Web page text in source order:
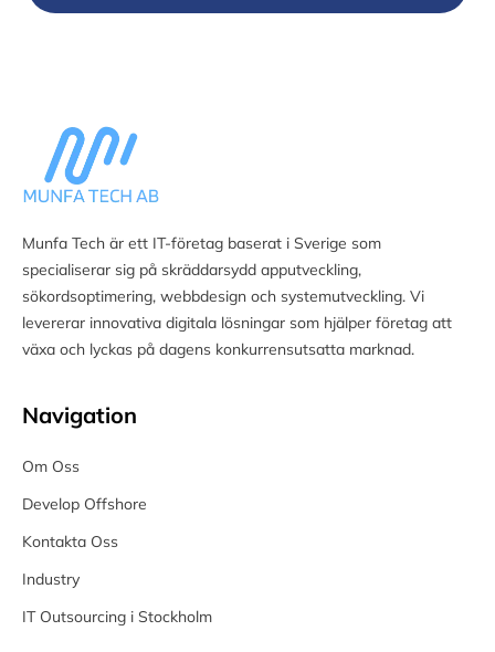
Munfa Tech är ett IT-företag baserat i Sverige som
specialiserar sig på skräddarsydd apputveckling,
sökordsoptimering, webbdesign och systemutveckling. Vi
levererar innovativa digitala lösningar som hjälper företag att
växa och lyckas på dagens konkurrensutsatta marknad.
Navigation
Om Oss
Develop Offshore
Kontakta Oss
Industry
IT Outsourcing i Stockholm